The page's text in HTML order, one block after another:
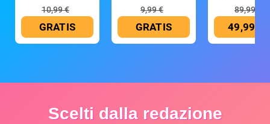
10,99 €
GRATIS
9,99 €
GRATIS
89,99 €
49,99 €
Scelti dalla redazione